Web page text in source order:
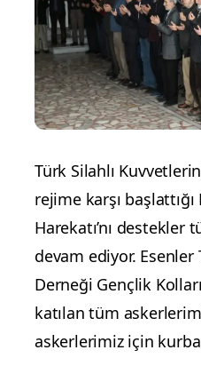
Türk Silahlı
rejime karşı başlattığı
Harekatı’nı
devam ediyor.
Derneği Gençlik
katılan tüm
askerlerimiz için